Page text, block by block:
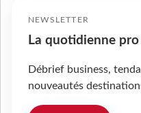
NEWSLETTER
La quotidienne pro
Débrief business,
nouveautés